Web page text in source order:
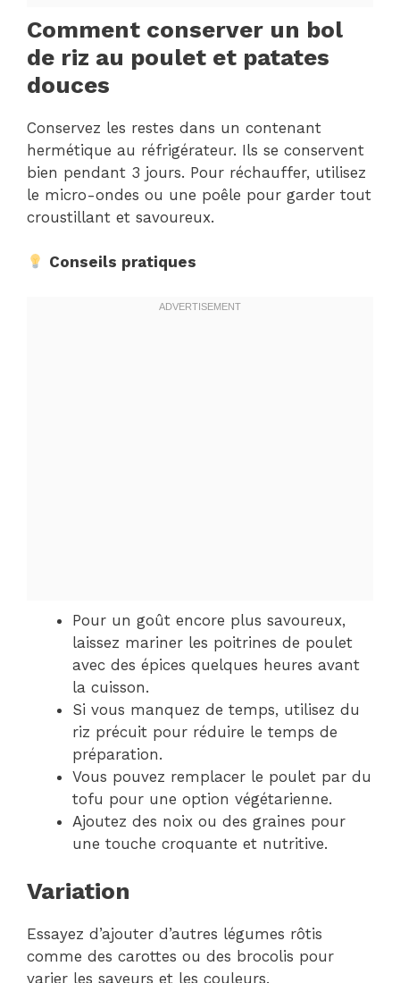
Comment conserver un bol
de riz au poulet et patates
douces
Conservez les restes dans un contenant
hermétique au réfrigérateur. Ils se conservent
bien pendant 3 jours. Pour réchauffer, utilisez
le micro-ondes ou une poêle pour garder tout
croustillant et savoureux.
Conseils pratiques
Pour un goût encore plus savoureux,
laissez mariner les poitrines de poulet
avec des épices quelques heures avant
la cuisson.
Si vous manquez de temps, utilisez du
riz précuit pour réduire le temps de
préparation.
Vous pouvez remplacer le poulet par du
tofu pour une option végétarienne.
Ajoutez des noix ou des graines pour
une touche croquante et nutritive.
Variation
Essayez d’ajouter d’autres légumes rôtis
comme des carottes ou des brocolis pour
varier les saveurs et les couleurs.